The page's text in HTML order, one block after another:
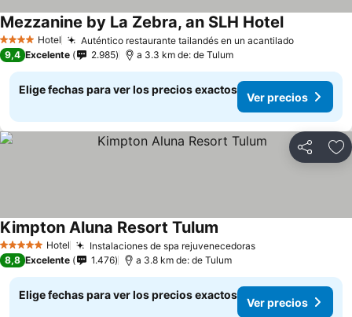
4 EstrellasHotel Auténtico restaurante tailandés en un acantilado
Mezzanine by La Zebra, an SLH Hotel
9,4 Excelente 2.985 a 3.3 km de: de Tulum
Elige fechas para ver los precios exactos
Ver precios
Compartir
5 Estrellas Hotel Instalaciones de spa rejuvenecedoras
Kimpton Aluna Resort Tulum
8,8 Excelente 1.476 a 3.8 km de: de Tulum
Elige fechas para ver los precios exactos
Ver precios